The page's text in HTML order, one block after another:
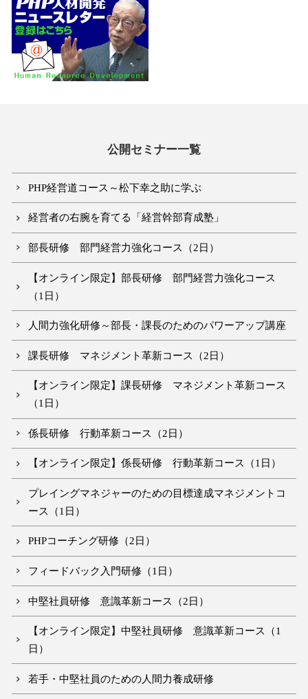
公開セミナー一覧
PHP経営道コース～松下幸之助に学ぶ
経営者の右腕を育てる「経営幹部育成塾」
部長研修 部門経営力強化コース（2日）
【オンライン限定】部長研修 部門経営力強化コース
（1日）
人間力強化研修～部長・課長のためのパワーアップ講座
課長研修 マネジメント革新コース（2日）
【オンライン限定】課長研修 マネジメント革新コース
（1日）
係長研修 行動革新コース（2日）
【オンライン限定】係長研修 行動革新コース（1日）
プレイングマネジャーのための目標達成マネジメントコ
ース（1日）
PHPコーチング研修（2日）
フィードバック入門研修（1日）
中堅社員研修 意識革新コース（2日）
【オンライン限定】中堅社員研修 意識革新コース（1
日）
若手・中堅社員のための人間力養成研修